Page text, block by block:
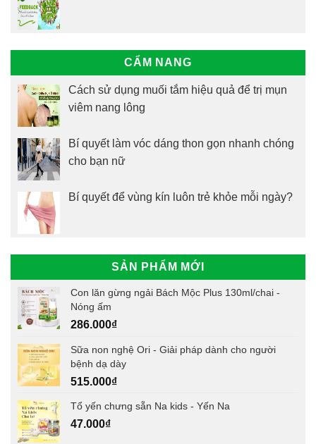
CẨM NANG
Cách sử dụng muối tắm hiệu quả để trị mụn
viêm nang lông
Bí quyết làm vóc dáng thon gọn nhanh chóng
cho bạn nữ
Bí quyết để vùng kín luôn trẻ khỏe mỗi ngày?
SẢN PHẨM MỚI
Con lăn gừng ngải Bách Mộc Plus 130ml/chai -
Nóng ấm
286.000₫
Sữa non nghệ Ori - Giải pháp dành cho người
bệnh dạ dày
515.000₫
Tổ yến chưng sẵn Na kids - Yến Na
47.000₫